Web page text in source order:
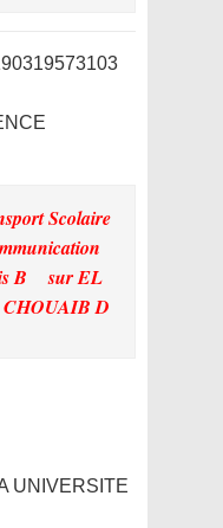
Scolaire
B
sur EL
D
UNIVERSITE